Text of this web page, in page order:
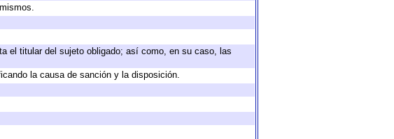
el titular del sujeto obligado; así como, en su caso, las
la causa de sanción y la disposición.